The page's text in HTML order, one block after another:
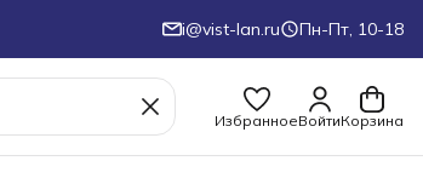
i@vist-lan.ru Пн-Пт, 10-18
ИзбранноеВойтиКорзина